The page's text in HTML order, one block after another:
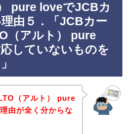
pure loveでJCBカ
由５．「JCBカー
（アルト） pure
していないものを
（アルト） pure
由が全く分からな